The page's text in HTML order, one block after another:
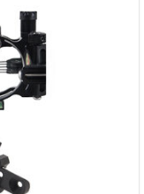
ручной натяжитель,
3,4 без аксессуаров
пап, очень легкий,
предохранитель, защита
регулируемый
виброгасители